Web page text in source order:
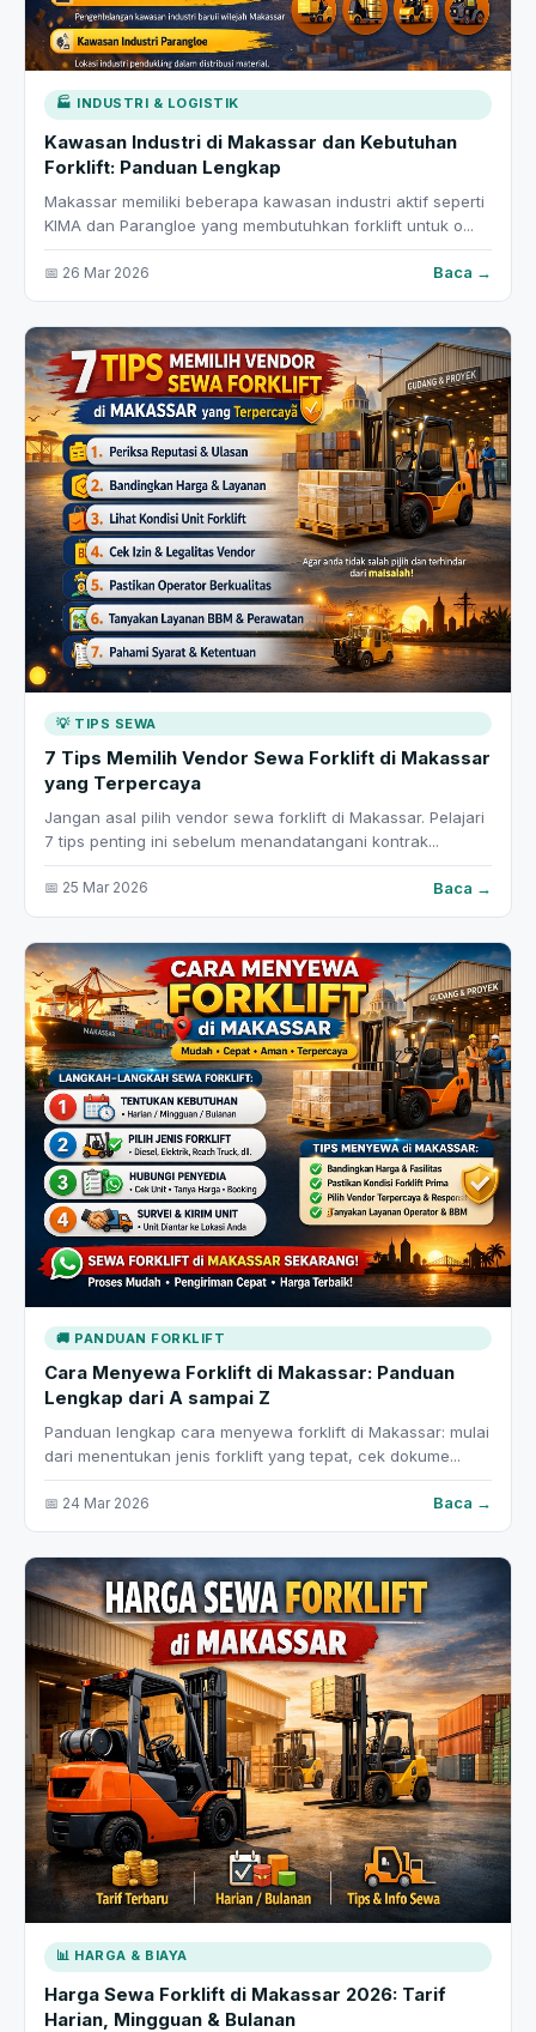
🏭 INDUSTRI & LOGISTIK
Kawasan Industri di Makassar dan Kebutuhan
Forklift: Panduan Lengkap
Makassar memiliki beberapa kawasan industri aktif seperti
KIMA dan Parangloe yang membutuhkan forklift untuk o...
📅 26 Mar 2026 Baca →
💡 TIPS SEWA
7 Tips Memilih Vendor Sewa Forklift di Makassar
yang Terpercaya
Jangan asal pilih vendor sewa forklift di Makassar. Pelajari
7 tips penting ini sebelum menandatangani kontrak...
📅 25 Mar 2026 Baca →
🚚 PANDUAN FORKLIFT
Cara Menyewa Forklift di Makassar: Panduan
Lengkap dari A sampai Z
Panduan lengkap cara menyewa forklift di Makassar: mulai
dari menentukan jenis forklift yang tepat, cek dokume...
📅 24 Mar 2026 Baca →
📊 HARGA & BIAYA
Harga Sewa Forklift di Makassar 2026: Tarif
Harian, Mingguan & Bulanan